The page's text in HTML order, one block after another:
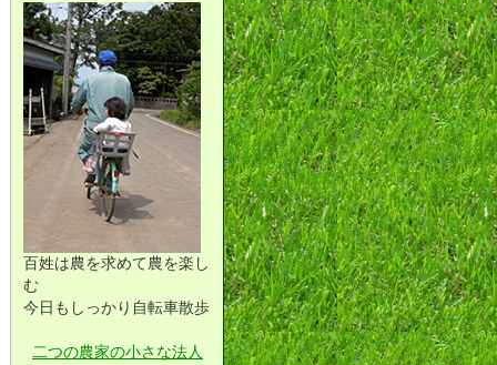
百姓は農を求めて農を楽し
む
今日もしっかり自転車散歩
二つの農家の小さな法人